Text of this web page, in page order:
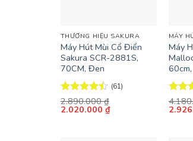
THƯƠNG HIỆU SAKURA
Máy Hút Mùi Cổ Điển
Sakura SCR-2881S,
70CM, Đen
Được xếp
hạng4.44
(61)
2.890.000₫
Giá
2.020.000₫Giá
hiện
MÁY
Máy
Được
hạng
Giá